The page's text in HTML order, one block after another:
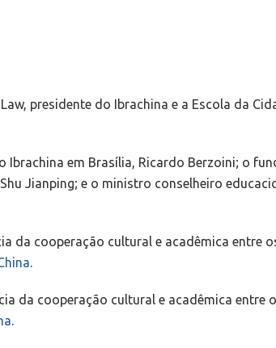
presidente do Ibrachina e a Escola da
em Brasília, Ricardo Berzoini; o
Jianping; e o ministro conselheiro
cooperação cultural e acadêmica entre
.
da cooperação cultural e acadêmica entre
.